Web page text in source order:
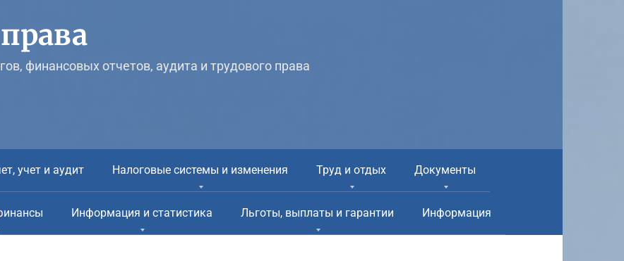
финансовых отчетов, аудита и трудового права
учет и аудит Налоговые системы и изменения Труд и отдых Документы
Информация и статистика Льготы, выплаты и гарантии Информация